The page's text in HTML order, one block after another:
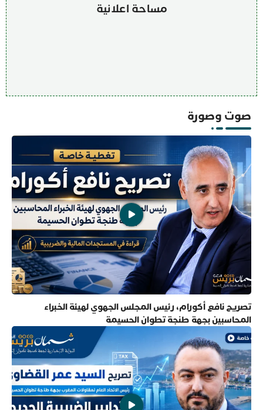
مساحة اعلانية
صوت وصورة
تصريح نافع أكورام، رئيس المجلس الجهوي لهيئة الخبراء
المحاسبين بجهة طنجة تطوان الحسيمة